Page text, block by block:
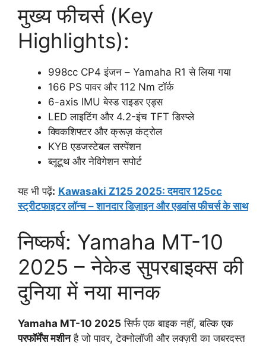
मुख्य फीचर्स (Key
Highlights):
998cc CP4 इंजन – Yamaha R1 से लिया गया
166 PS पावर और 112 Nm टॉर्क
6-axis IMU बेस्ड राइडर एड्स
LED लाइटिंग और 4.2-इंच TFT डिस्प्ले
क्विकशिफ्टर और क्रूज़ कंट्रोल
KYB एडजस्टेबल सस्पेंशन
ब्लूटूथ और नेविगेशन सपोर्ट
यह भी पढ़ें: Kawasaki Z125 2025: दमदार 125cc
स्ट्रीटफाइटर लॉन्च – शानदार डिज़ाइन और एडवांस फीचर्स के साथ
निष्कर्ष: Yamaha MT-10
2025 – नेकेड सुपरबाइक्स की
दुनिया में नया मानक
Yamaha MT-10 2025 सिर्फ एक बाइक नहीं, बल्कि एक
परफॉर्मेंस मशीनहै जो पावर, टेक्नोलॉजी और लक्ज़री का जबरदस्त